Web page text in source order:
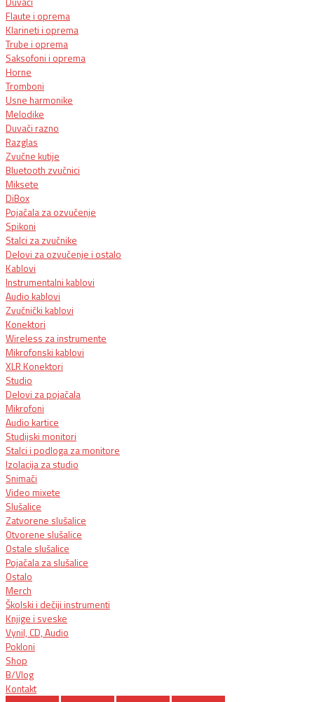
Flaute i oprema
Klarineti i oprema
Trube i oprema
Saksofoni i oprema
Horne
Tromboni
Usne harmonike
Melodike
Duvači razno
Razglas
Zvučne kutije
Bluetooth zvučnici
Miksete
DiBox
Pojačala za ozvučenje
Spikoni
Stalci za zvučnike
Delovi za ozvučenje i ostalo
Kablovi
Instrumentalni kablovi
Audio kablovi
Zvučnički kablovi
Konektori
Wireless za instrumente
Mikrofonski kablovi
XLR Konektori
Studio
Delovi za pojačala
Mikrofoni
Audio kartice
Studijski monitori
Stalci i podloga za monitore
Izolacija za studio
Snimači
Video mixete
Slušalice
Zatvorene slušalice
Otvorene slušalice
Ostale slušalice
Pojačala za slušalice
Ostalo
Merch
Školski i dečiji instrumenti
Knjige i sveske
Vynil, CD, Audio
Pokloni
Shop
B/Vlog
Kontakt